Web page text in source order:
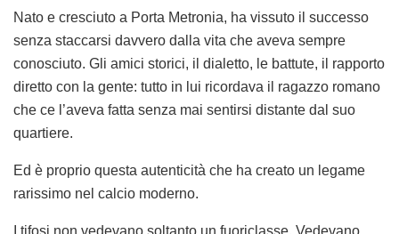
Nato e cresciuto a Porta Metronia, ha vissuto il successo
senza staccarsi davvero dalla vita che aveva sempre
conosciuto. Gli amici storici, il dialetto, le battute, il rapporto
diretto con la gente: tutto in lui ricordava il ragazzo romano
che ce l’aveva fatta senza mai sentirsi distante dal suo
quartiere.
Ed è proprio questa autenticità che ha creato un legame
rarissimo nel calcio moderno.